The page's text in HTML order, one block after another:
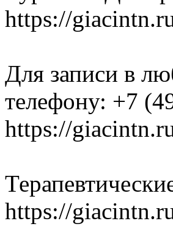
https://
Для записи в
телефону: +7
https://
https://